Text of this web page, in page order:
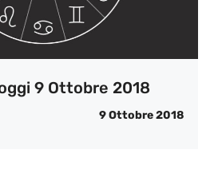
9 Ottobre 2018
9 Ottobre 2018